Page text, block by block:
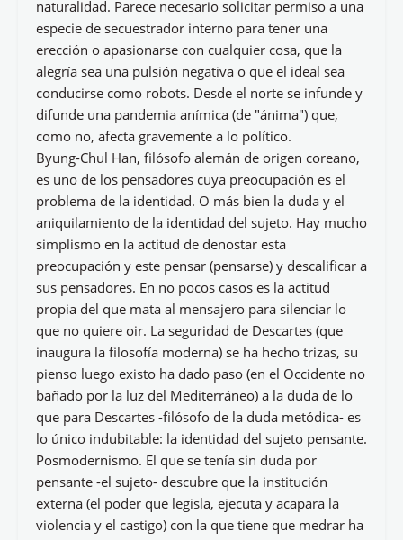
naturalidad. Parece necesario solicitar permiso a una
especie de secuestrador interno para tener una
erección o apasionarse con cualquier cosa, que la
alegría sea una pulsión negativa o que el ideal sea
conducirse como robots. Desde el norte se infunde y
difunde una pandemia anímica (de "ánima") que,
como no, afecta gravemente a lo político.
Byung-Chul Han, filósofo alemán de origen coreano,
es uno de los pensadores cuya preocupación es el
problema de la identidad. O más bien la duda y el
aniquilamiento de la identidad del sujeto. Hay mucho
simplismo en la actitud de denostar esta
preocupación y este pensar (pensarse) y descalificar a
sus pensadores. En no pocos casos es la actitud
propia del que mata al mensajero para silenciar lo
que no quiere oir. La seguridad de Descartes (que
inaugura la filosofía moderna) se ha hecho trizas, su
pienso luego existo ha dado paso (en el Occidente no
bañado por la luz del Mediterráneo) a la duda de lo
que para Descartes -filósofo de la duda metódica- es
lo único indubitable: la identidad del sujeto pensante.
Posmodernismo. El que se tenía sin duda por
pensante -el sujeto- descubre que la institución
externa (el poder que legisla, ejecuta y acapara la
violencia y el castigo) con la que tiene que medrar ha